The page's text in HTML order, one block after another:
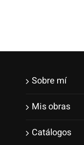
Sobre mí
Mis obras
Catálogos